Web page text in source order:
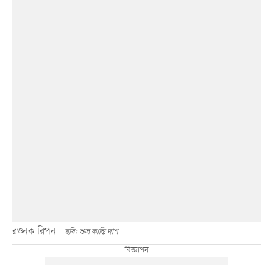
রওনক রিপন ছবি: শুভ্র কান্তি দাশ